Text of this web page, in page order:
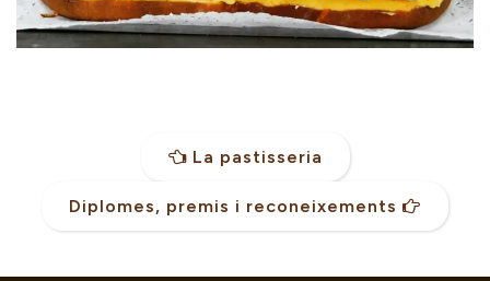
La pastisseria
Diplomes, premis i reconeixements